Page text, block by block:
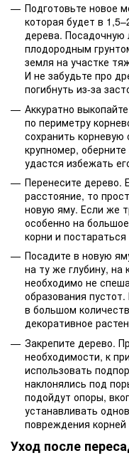
Подготовьте новое
которая будет в
дерева. Посадочную
плодородным
земля на участке
И не забудьте про
погибнуть из-за
Аккуратно
по периметру
сохранить корневую
крупномер,
удастся избежать
Перенесите дерево.
расстояние, то
новую яму. Если же
особенно на
корни и
Посадите в новую
на ту же глубину,
необходимо не
образования
в большом
декоративное
Закрепите дерево.
необходимости, к
использовать
наклонялись под
подойдут опоры,
устанавливать
повреждения
Уход после